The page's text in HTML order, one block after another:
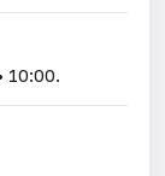
10:00.